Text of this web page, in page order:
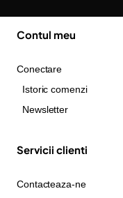
Contul meu
Conectare
Istoric comenzi
Newsletter
Servicii clienti
Contacteaza-ne